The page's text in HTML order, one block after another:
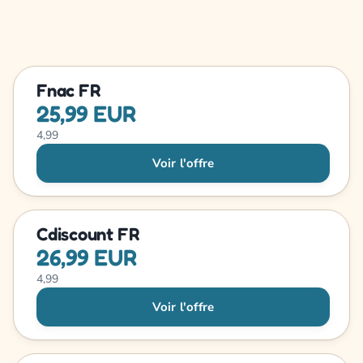
Fnac FR
25,99 EUR
4,99
Voir l'offre
Cdiscount FR
26,99 EUR
4,99
Voir l'offre